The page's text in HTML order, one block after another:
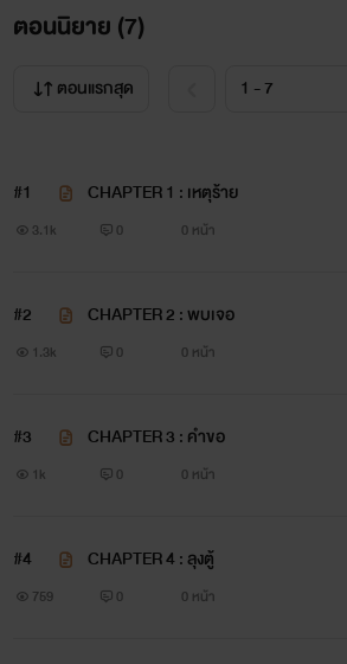
ตายสิ แล้วแฟนของผมจะว่ายังไงล่ะเนี่ย!
โอดิน
ทำไมถึงต้องมีมารมาพจรตลอด!
ตอนนิยาย (7)
ตอนแรกสุด
#1 CHAPTER 1 : เหตุร้าย
3.1k 0 0 หน้า
#2 CHAPTER 2 : พบเจอ
1.3k 0 0 หน้า
#3 CHAPTER 3 : คำขอ
1k 0 0 หน้า
#4 CHAPTER 4 : ลุงตู้
759 0 0 หน้า